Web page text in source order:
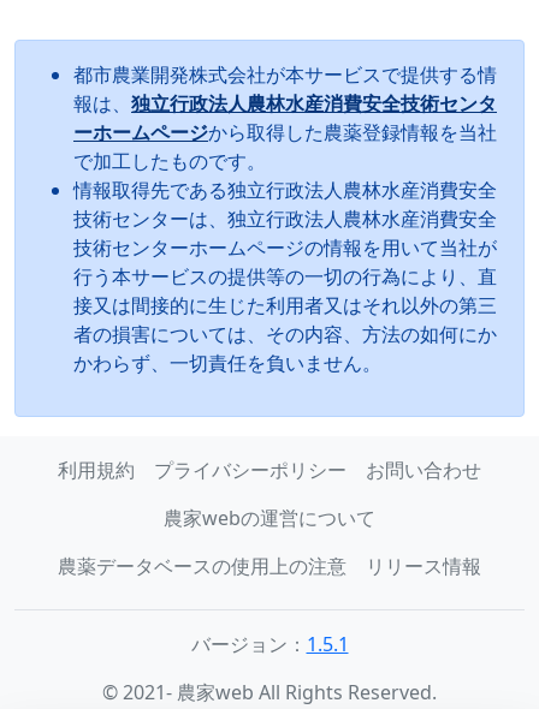
都市農業開発株式会社が本サービスで提供する情
報は、 独立行政法人農林水産消費安全技術センタ
ーホームページから取得した農薬登録情報を当社
で加工したものです。
情報取得先である独立行政法人農林水産消費安全
技術センターは、独立行政法人農林水産消費安全
技術センターホームページの情報を用いて当社が
行う本サービスの提供等の一切の行為により、直
接又は間接的に生じた利用者又はそれ以外の第三
者の損害については、その内容、方法の如何にか
かわらず、一切責任を負いません。
利用規約 プライバシーポリシー
お問い合わせ
農家webの運営について
農薬データベースの使用上の注意
リリース情報
バージョン： 1.5.1
© 2021- 農家web All Rights Reserved.